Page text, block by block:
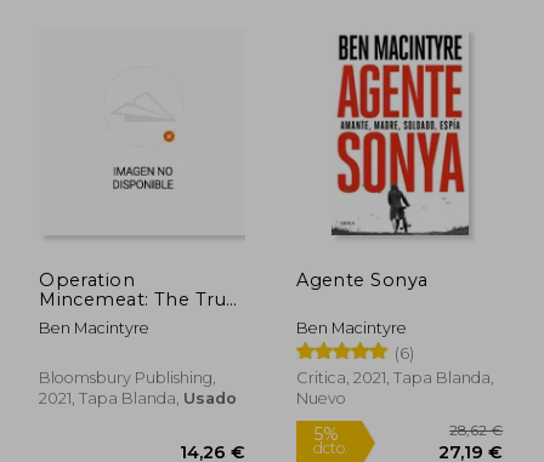
dcto.
Operation
Mincemeat: The True
spy Story That
Changed the Course
Inglés)
Ben Macintyre
Bloomsbury Publishing,
2021, Tapa Blanda, Usado
Agente Sonya
Ben Macintyre
(6)
Critica, 2021, Tapa Blanda,
Nuevo